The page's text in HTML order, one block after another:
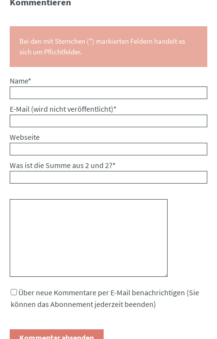
Bei den mit Sternchen (*) markierten Feldern handelt es
sich um Pflichtfelder.
Pflichtfeld
Name*
Pflichtfeld
E-Mail (wird nicht veröffentlicht)*
Webseite
Was ist die Summe aus 2 und 2?*
Über neue Kommentare per E-Mail benachrichtigen (Sie
können das Abonnement jederzeit beenden)